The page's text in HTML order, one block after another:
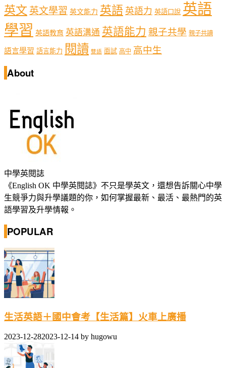
英文 英文學習 英文能力 英語 英語力 英語口說 英語
學習 英語教育 英語溝通 英語能力 親子共學 親子共讀
語言學習 語言能力 閱讀 雙語 面試 高中 高中生
About
中學英閱誌
《English OK 中學英閱誌》不只是學英文，還想告訴關心中學
生競爭力與升學議題的你，如何掌握最新、最活、最熱門的英
語學習及升學情報。
POPULAR
生活英語＋國中會考【生活篇】火車上廣播
2023-12-282023-12-14 by hugowu